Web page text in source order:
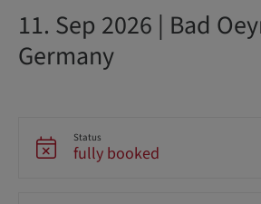
11. Sep 2026 | Bad
Germany
Status
fully booked